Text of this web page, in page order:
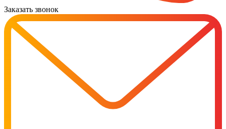
Заказать звонок